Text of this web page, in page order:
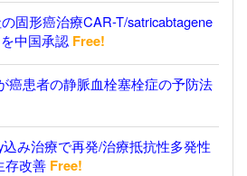
固形癌治療CAR-T/satricabtagene
中国承認 Free!
癌患者の静脈血栓塞栓症の予防法
込み治療で再発/治療抵抗性多発性
存改善 Free!